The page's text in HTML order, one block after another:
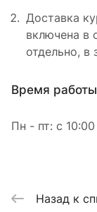
Доставка
включена в
отдельно, в
Время
Пн - пт: с
Назад к